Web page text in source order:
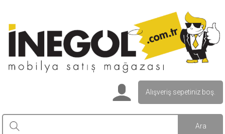
Alışveriş sepetiniz boş.